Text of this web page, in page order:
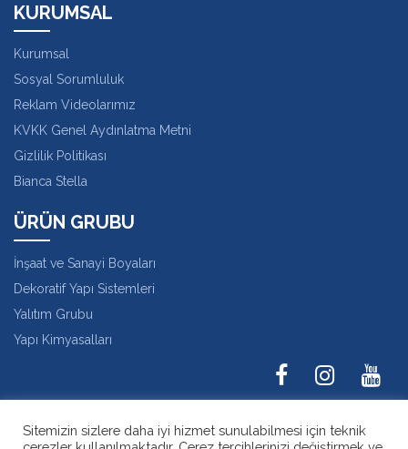
KURUMSAL
Kurumsal
Sosyal Sorumluluk
Reklam Videolarımız
KVKK Genel Aydınlatma Metni
Gizlilik Politikası
Bianca Stella
ÜRÜN GRUBU
İnşaat ve Sanayi Boyaları
Dekoratif Yapı Sistemleri
Yalıtım Grubu
Yapı Kimyasalları
Büyükçekmece - İstanbul
Sitemizin sizlere daha iyi hizmet sunulabilmesi için teknik